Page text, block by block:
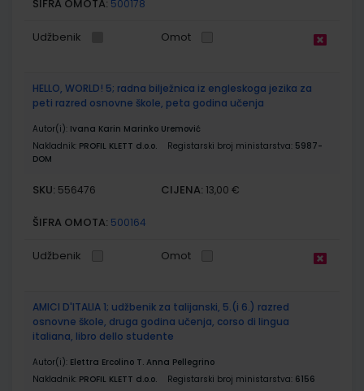
ŠIFRA OMOTA: 500178
Udžbenik Omot
HELLO, WORLD! 5; radna bilježnica iz engleskoga jezika za
peti razred osnovne škole, peta godina učenja
Autor(i): Ivana Karin Marinko Uremović
Nakladnik: PROFIL KLETT d.o.o. Registarski broj ministarstva: 5987-
DOM
SKU: 556476 CIJENA: 13,00 €
ŠIFRA OMOTA: 500164
Udžbenik Omot
AMICI D'ITALIA 1; udžbenik za talijanski, 5.(i 6.) razred
osnovne škole, druga godina učenja, corso di lingua
italiana, libro dello studente
Autor(i): Elettra Ercolino T. Anna Pellegrino
Nakladnik: PROFIL KLETT d.o.o. Registarski broj ministarstva: 6156